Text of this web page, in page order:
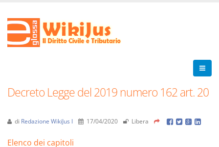
Decreto Legge del 2019 numero 162 art. 20
di Redazione WikiJus I 17/04/2020 Libera
Elenco dei capitoli